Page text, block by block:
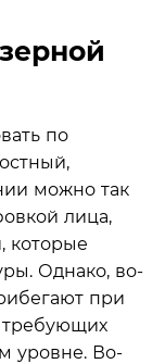
по
можно так
лица,
которые
Однако, во-
при
требующих
уровне. Во-